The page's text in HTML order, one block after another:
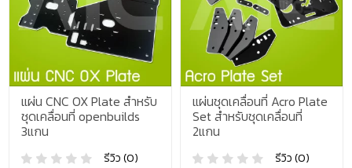
แผ่น CNC OX Plate สำหรับ
ชุดเคลื่อนที่ openbuilds
3แกน
รีวิว (0)
แผ่นชุดเคลื่อนที่ Acro Plate
Set สำหรับชุดเคลื่อนที่
2แกน
รีวิว (0)